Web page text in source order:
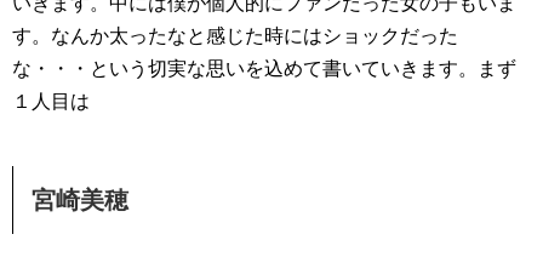
す。なんか太ったなと感じた時にはショックだった
な・・・という切実な思いを込めて書いていきます。まず
１人目は
宮崎美穂